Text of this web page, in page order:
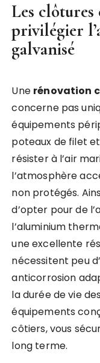
Les clôtures
privilégier
galvanisé
Une rénovation
concerne pas
équipements
poteaux de filet
résister à l’air
l’atmosphère
non protégés.
d’opter pour de
l’aluminium
une excellente
nécessitent peu
anticorrosion
la durée de vie
équipements
côtiers, vous
long terme.